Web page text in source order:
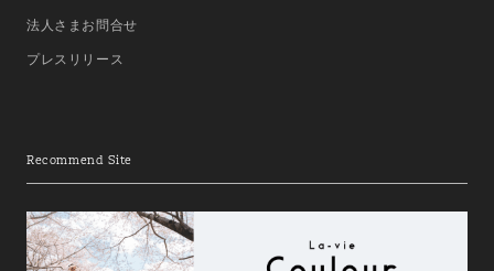
法人さまお問合せ
プレスリリース
Recommend Site